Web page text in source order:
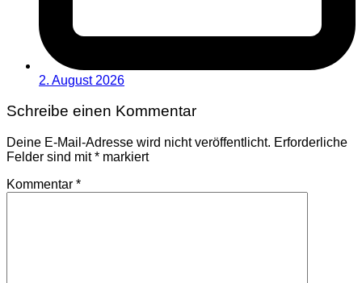
2. August 2026
Schreibe einen Kommentar
Deine E-Mail-Adresse wird nicht veröffentlicht. Erforderliche
Felder sind mit* markiert
Kommentar *